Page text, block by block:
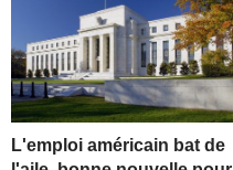
L'emploi américain bat de